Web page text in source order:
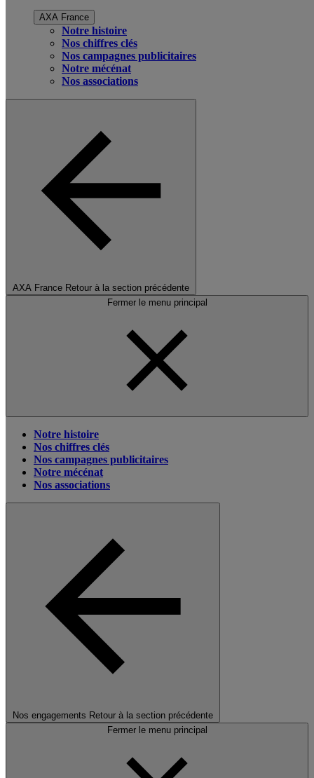
AXA France
Notre histoire
Nos chiffres clés
Nos campagnes publicitaires
Notre mécénat
Nos associations
AXA France Retour à la section précédente
Fermer le menu principal
Notre histoire
Nos chiffres clés
Nos campagnes publicitaires
Notre mécénat
Nos associations
Nos engagements Retour à la section précédente
Fermer le menu principal